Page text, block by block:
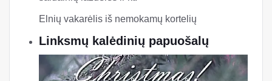
Elnių vakarėlis iš nemokamų kortelių
Linksmų kalėdinių papuošalų